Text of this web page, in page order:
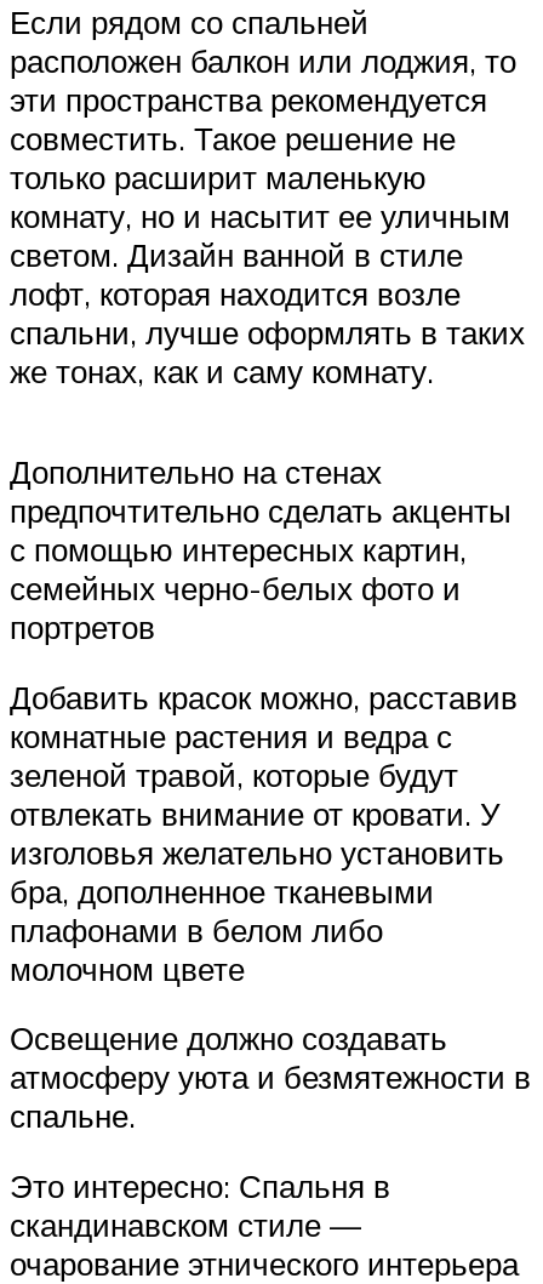
Если рядом со спальней
расположен балкон или лоджия, то
эти пространства рекомендуется
совместить. Такое решение не
только расширит маленькую
комнату, но и насытит ее уличным
светом. Дизайн ванной в стиле
лофт, которая находится возле
спальни, лучше оформлять в таких
же тонах, как и саму комнату.
Дополнительно на стенах
предпочтительно сделать акценты
с помощью интересных картин,
семейных черно-белых фото и
портретов
Добавить красок можно, расставив
комнатные растения и ведра с
зеленой травой, которые будут
отвлекать внимание от кровати. У
изголовья желательно установить
бра, дополненное тканевыми
плафонами в белом либо
молочном цвете
Освещение должно создавать
атмосферу уюта и безмятежности в
спальне.
Это интересно: Спальня в
скандинавском стиле —
очарование этнического интерьера